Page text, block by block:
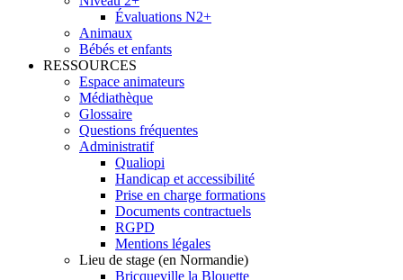
Évaluations N2+
Animaux
Bébés et enfants
RESSOURCES
Espace animateurs
Médiathèque
Glossaire
Questions fréquentes
Administratif
Qualiopi
Handicap et accessibilité
Prise en charge formations
Documents contractuels
RGPD
Mentions légales
Lieu de stage (en Normandie)
Bricqueville la Blouette